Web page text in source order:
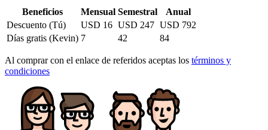
Beneficios Mensual Semestral
Anual
Descuento (Tú)
USD 16 USD 247 USD 792
Días gratis (Kevin) 7 42 84
Al comprar con el enlace de referidos aceptas los términos y
condiciones